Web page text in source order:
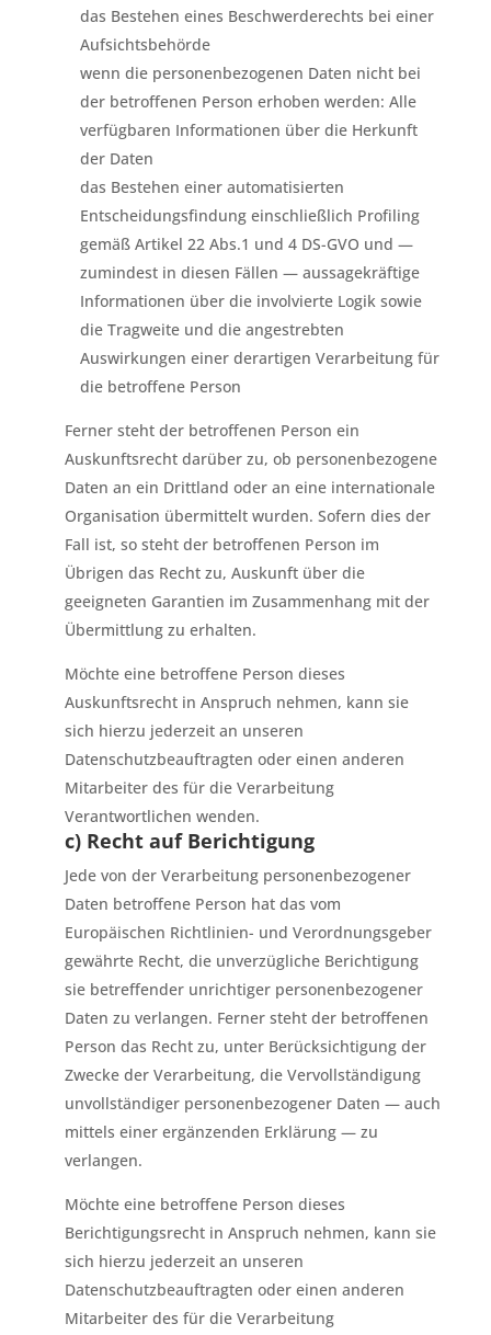
das Bestehen eines Beschwerderechts bei einer
Aufsichtsbehörde
wenn die personenbezogenen Daten nicht bei
der betroffenen Person erhoben werden: Alle
verfügbaren Informationen über die Herkunft
der Daten
das Bestehen einer automatisierten
Entscheidungsfindung einschließlich Profiling
gemäß Artikel 22 Abs.1 und 4 DS-GVO und —
zumindest in diesen Fällen — aussagekräftige
Informationen über die involvierte Logik sowie
die Tragweite und die angestrebten
Auswirkungen einer derartigen Verarbeitung für
die betroffene Person
Ferner steht der betroffenen Person ein
Auskunftsrecht darüber zu, ob personenbezogene
Daten an ein Drittland oder an eine internationale
Organisation übermittelt wurden. Sofern dies der
Fall ist, so steht der betroffenen Person im
Übrigen das Recht zu, Auskunft über die
geeigneten Garantien im Zusammenhang mit der
Übermittlung zu erhalten.
Möchte eine betroffene Person dieses
Auskunftsrecht in Anspruch nehmen, kann sie
sich hierzu jederzeit an unseren
Datenschutzbeauftragten oder einen anderen
Mitarbeiter des für die Verarbeitung
Verantwortlichen wenden.
c) Recht auf Berichtigung
Jede von der Verarbeitung personenbezogener
Daten betroffene Person hat das vom
Europäischen Richtlinien- und Verordnungsgeber
gewährte Recht, die unverzügliche Berichtigung
sie betreffender unrichtiger personenbezogener
Daten zu verlangen. Ferner steht der betroffenen
Person das Recht zu, unter Berücksichtigung der
Zwecke der Verarbeitung, die Vervollständigung
unvollständiger personenbezogener Daten — auch
mittels einer ergänzenden Erklärung — zu
verlangen.
Möchte eine betroffene Person dieses
Berichtigungsrecht in Anspruch nehmen, kann sie
sich hierzu jederzeit an unseren
Datenschutzbeauftragten oder einen anderen
Mitarbeiter des für die Verarbeitung